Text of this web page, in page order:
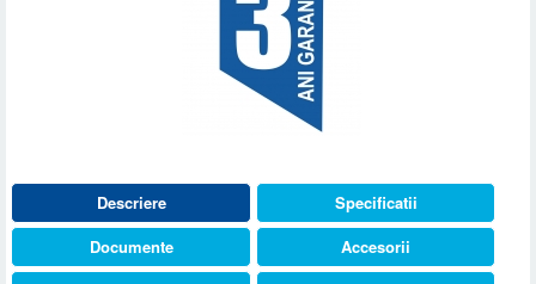
Descriere
Specificatii
Documente
Accesorii